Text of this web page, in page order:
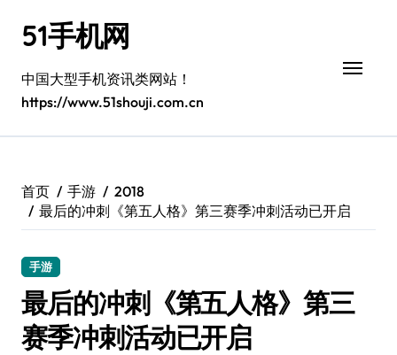
51手机网
中国大型手机资讯类网站！
https://www.51shouji.com.cn
首页 手游
2018
最后的冲刺《第五人格》第三赛季冲刺活动已开启
手游
最后的冲刺《第五人格》第三
赛季冲刺活动已开启